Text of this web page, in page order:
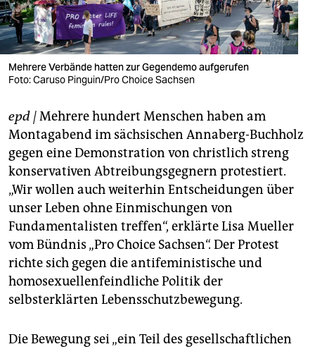
verlag
verlag
veranstaltungen
fragen & hilfe
unterstützen
abo
genossenschaft
epaper login
Mehrere Verbände hatten zur Gegendemo aufgerufen
Foto: Caruso Pinguin/Pro Choice Sachsen
epd |Mehrere hundert Menschen haben am
Montagabend im sächsischen Annaberg-Buchholz
gegen eine Demonstration von christlich streng
konservativen Abtreibungsgegnern protestiert.
„Wir wollen auch weiterhin Entscheidungen über
unser Leben ohne Einmischungen von
Fundamentalisten treffen“, erklärte Lisa Mueller
vom Bündnis „Pro Choice Sachsen“. Der Protest
richte sich gegen die antifeministische und
homosexuellenfeindliche Politik der
selbsterklärten Lebensschutzbewegung.
Die Bewegung sei „ein Teil des gesellschaftlichen